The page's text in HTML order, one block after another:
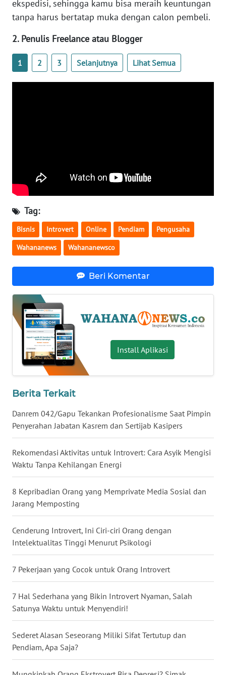
ekspedisi, sehingga kamu bisa meraih keuntungan
tanpa harus bertatap muka dengan calon pembeli.
2. Penulis Freelance atau Blogger
1 2 3 Selanjutnya Lihat Semua
Tag:
Bisnis Introvert Online Pendiam Pengusaha
Wahananews Wahananewsco
Beri Komentar
Install Aplikasi
Berita Terkait
Danrem 042/Gapu Tekankan Profesionalisme Saat Pimpin
Penyerahan Jabatan Kasrem dan Sertijab Kasipers
Rekomendasi Aktivitas untuk Introvert: Cara Asyik Mengisi
Waktu Tanpa Kehilangan Energi
8 Kepribadian Orang yang Memprivate Media Sosial dan
Jarang Memposting
Cenderung Introvert, Ini Ciri-ciri Orang dengan
Intelektualitas Tinggi Menurut Psikologi
7 Pekerjaan yang Cocok untuk Orang Introvert
7 Hal Sederhana yang Bikin Introvert Nyaman, Salah
Satunya Waktu untuk Menyendiri!
Sederet Alasan Seseorang Miliki Sifat Tertutup dan
Pendiam, Apa Saja?
WN
BANTEN
WN
BARAT
RIAU
WN
SERAMBI
JAMBI
WN
SULTRA
WN
NTB
WN
SULTENG
WN
SULBAR
WN
WN
SUMBAR
WN
SUMSEL
WN
WN
LAMPUNG
WN
JATENG